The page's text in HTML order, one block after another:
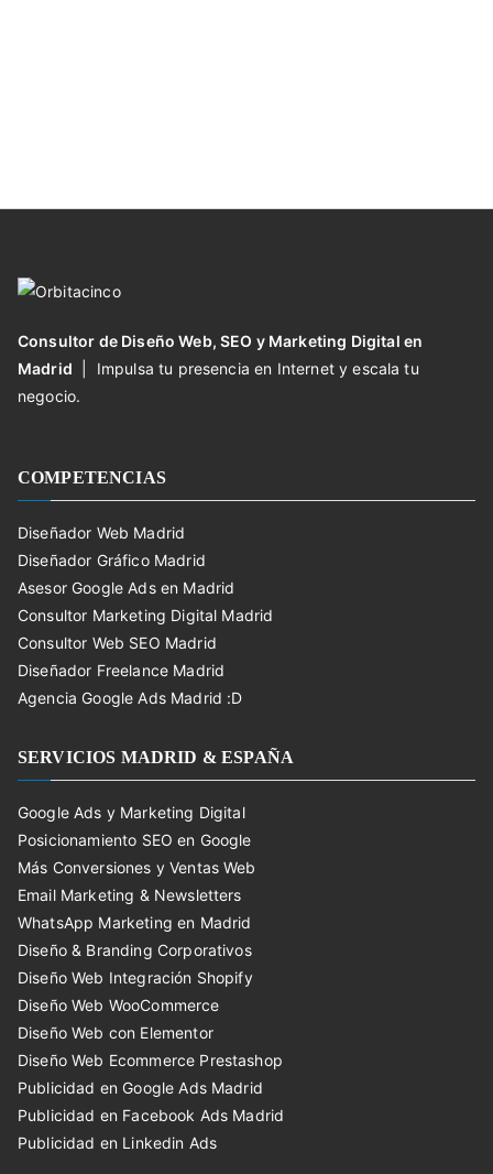
Consultor de Diseño Web, SEO y Marketing Digital en
Madrid | Impulsa tu presencia en Internet y escala tu
negocio.
COMPETENCIAS
Diseñador Web Madrid
Diseñador Gráfico Madrid
Asesor Google Ads en Madrid
Consultor Marketing Digital Madrid
Consultor Web SEO Madrid
Diseñador Freelance Madrid
Agencia Google Ads Madrid :D
SERVICIOS MADRID & ESPAÑA
Google Ads y Marketing Digital
Posicionamiento SEO en Google
Más Conversiones y Ventas Web
Email Marketing & Newsletters
WhatsApp Marketing en Madrid
Diseño & Branding Corporativos
Diseño Web Integración Shopify
Diseño Web WooCommerce
Diseño Web con Elementor
Diseño Web Ecommerce Prestashop
Publicidad en Google Ads Madrid
Publicidad en Facebook Ads Madrid
Publicidad en Linkedin Ads